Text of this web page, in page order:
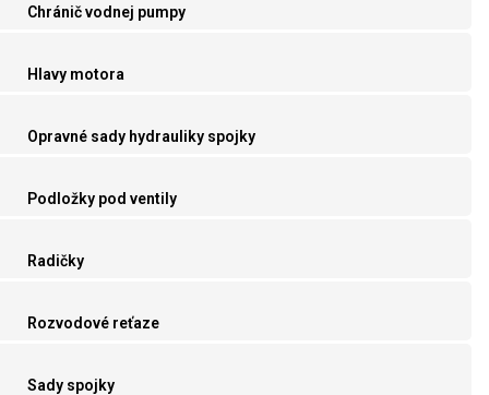
Chránič vodnej pumpy
Hlavy motora
Opravné sady hydrauliky spojky
Podložky pod ventily
Radičky
Rozvodové reťaze
Sady spojky